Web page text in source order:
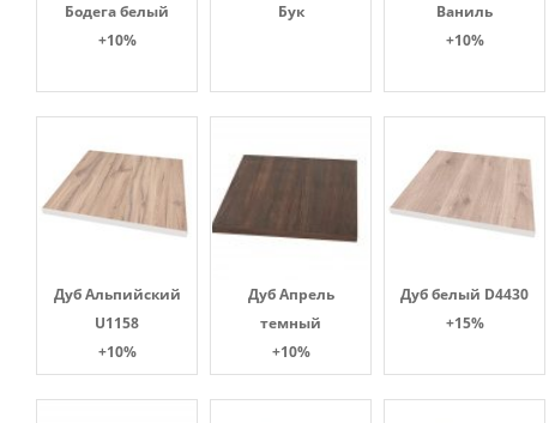
Бодега белый
+10%
Бук
Ваниль
+10%
Дуб Альпийский
U1158
+10%
Дуб Апрель
темный
+10%
Дуб белый D4430
+15%